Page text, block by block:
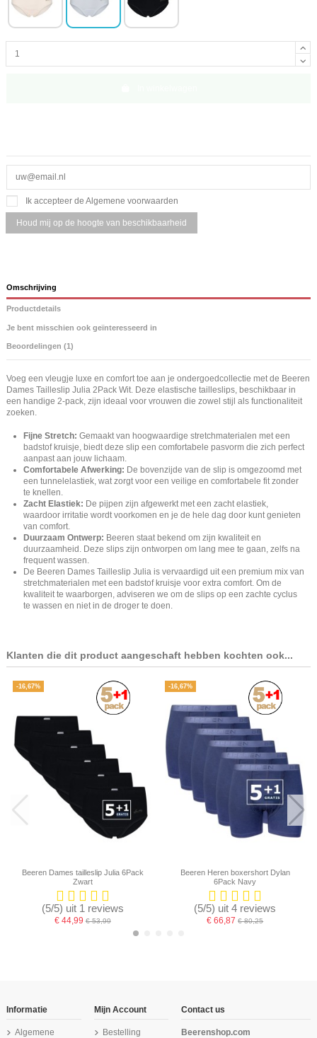
Ik accepteer de Algemene voorwaarden
Omschrijving
Productdetails
Je bent misschien ook geïnteresseerd in
Beoordelingen (1)
Voeg een vleugje luxe en comfort toe aan je ondergoedcollectie met de Beeren
Dames Tailleslip Julia 2Pack Wit. Deze elastische tailleslips, beschikbaar in
een handige 2-pack, zijn ideaal voor vrouwen die zowel stijl als functionaliteit
zoeken.
Fijne Stretch: Gemaakt van hoogwaardige stretchmaterialen met een
badstof kruisje, biedt deze slip een comfortabele pasvorm die zich perfect
aanpast aan jouw lichaam.
Comfortabele Afwerking: De bovenzijde van de slip is omgezoomd met
een tunnelelastiek, wat zorgt voor een veilige en comfortabele fit zonder
te knellen.
Zacht Elastiek: De pijpen zijn afgewerkt met een zacht elastiek,
waardoor irritatie wordt voorkomen en je de hele dag door kunt genieten
van comfort.
Duurzaam Ontwerp: Beeren staat bekend om zijn kwaliteit en
duurzaamheid. Deze slips zijn ontworpen om lang mee te gaan, zelfs na
frequent wassen.
De Beeren Dames Tailleslip Julia is vervaardigd uit een premium mix van
stretchmaterialen met een badstof kruisje voor extra comfort. Om de
kwaliteit te waarborgen, adviseren we om de slips op een zachte cyclus
te wassen en niet in de droger te doen.
Klanten die dit product aangeschaft hebben kochten ook...
-16,67%
Beeren Dames tailleslip Julia 6Pack
Zwart
(5/5) uit 1 reviews
€ 44,99€ 53,99
-16,67%
Beeren Heren boxershort Dylan
6Pack Navy
(5/5) uit 4 reviews
€ 66,87€ 80,25
Informatie
Algemene
Mijn Account
Bestelling
Contact us
Beerenshop.com